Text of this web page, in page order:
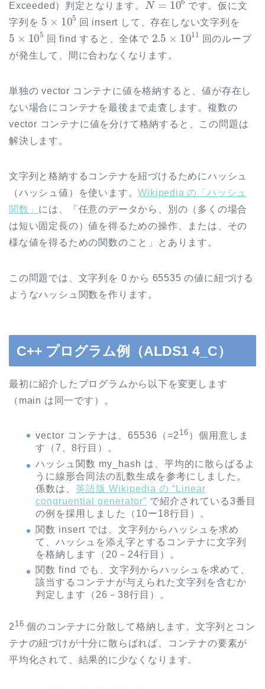
Exceeded）判定となります。
です。仮に文
字列を
5 105
回 insert して、存在しない文字列を
5 105
回 find すると、全体で
2.5 1011
回のループ
が発生して、間に合わなくなります。
単独の vector コンテナに値を格納すると、値が存在し
ない場合にコンテナを最後まで走査します。複数の
vector コンテナに値を分けて格納すると、この問題は
解決します。
文字列と格納するコンテナを紐づけるためにハッシュ
（ハッシュ値）を使います。Wikipedia の「ハッシュ
関数」 には、「任意のデータから、別の（多くの場合
は短い固定長の）値を得るための操作、または、その
様な値を得るための関数のこと」とあります。
この問題では、文字列を 0 から 65535 の値に紐づける
ようなハッシュ関数を作ります。
C++ プログラム例（ALDS1 4_C）
最初に紹介したプログラムから以下を変更します
（main は同一です）。
vector コンテナは、65536（=2 16 ）個用意しま
す（7、8行目）。
ハッシュ関数 my_hash は、平均的に散らばるよ
うに線形合同法の乱数生成を参考にしました。
係数は、 英語版 Wikipedia の “Linear
congruential generator” で紹介されている3番目
の例を採用しました（10ー18行目）。
関数 insert では、文字列からハッシュを求め
て、ハッシュを添え字とするコンテナに文字列
を格納します（20－24行目）。
関数 find でも、文字列からハッシュを求めて、
該当するコンテナが与えられた文字列を含むか
判定します（26－38行目）。
2 16 個のコンテナに分散して格納します。文字列とコン
テナの紐づけが十分に散らばれば、コンテナの要素が
平均化されて、結果的に少なくなります。